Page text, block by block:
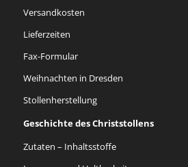
Versandkosten
Lieferzeiten
Fax-Formular
Weihnachten in Dresden
Stollenherstellung
Geschichte des Christstollens
Zutaten – Inhaltsstoffe